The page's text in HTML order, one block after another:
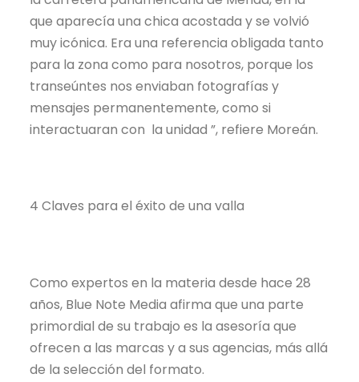
que aparecía una chica acostada y se volvió
muy icónica. Era una referencia obligada tanto
para la zona como para nosotros, porque los
transeúntes nos enviaban fotografías y
mensajes permanentemente, como si
interactuaran con la unidad ”, refiere Moreán.
4 Claves para el éxito de una valla
Como expertos en la materia desde hace 28
años, Blue Note Media afirma que una parte
primordial de su trabajo es la asesoría que
ofrecen a las marcas y a sus agencias, más allá
de la selección del formato.